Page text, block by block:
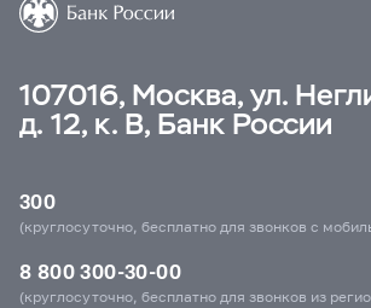
107016, Москва, ул.
д. 12, к. В, Банк России
300
(круглосуточно, бесплатно для звонков с
8 800 300-30-00
(круглосуточно, бесплатно для звонков из